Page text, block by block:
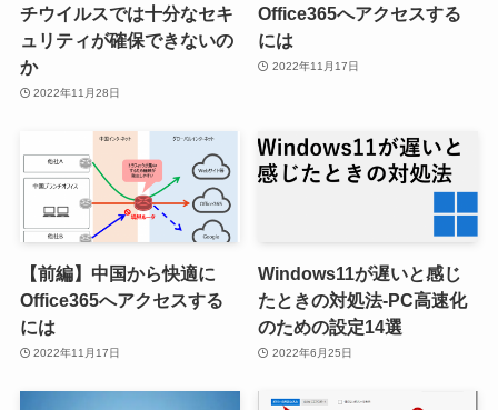
チウイルスでは十分なセキ
ュリティが確保できないの
か
2022年11月28日
Office365へアクセスする
には
2022年11月17日
【前編】中国から快適に
Office365へアクセスする
には
2022年11月17日
Windows11が遅いと感じ
たときの対処法-PC高速化
のための設定14選
2022年6月25日